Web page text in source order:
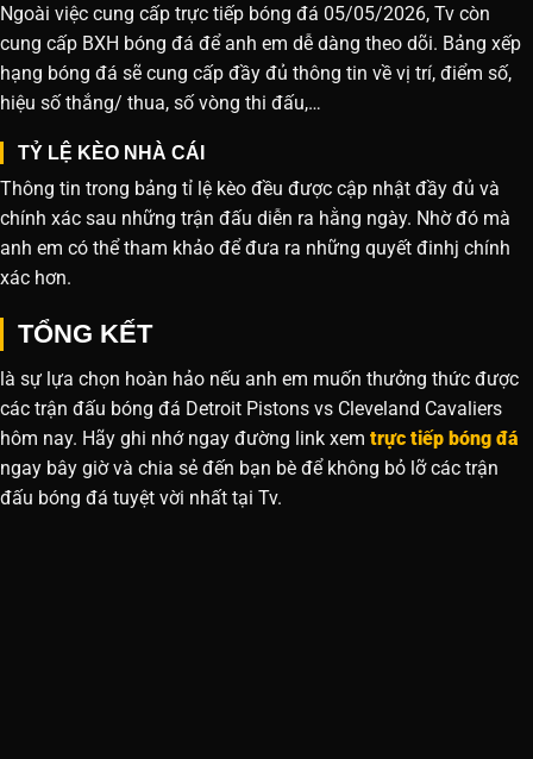
Ngoài việc cung cấp trực tiếp bóng đá 05/05/2026, Tv còn
cung cấp BXH bóng đá để anh em dễ dàng theo dõi. Bảng xếp
hạng bóng đá sẽ cung cấp đầy đủ thông tin về vị trí, điểm số,
hiệu số thắng/ thua, số vòng thi đấu,…
TỶ LỆ KÈO NHÀ CÁI
Thông tin trong bảng tỉ lệ kèo đều được cập nhật đầy đủ và
chính xác sau những trận đấu diễn ra hằng ngày. Nhờ đó mà
anh em có thể tham khảo để đưa ra những quyết đinhj chính
xác hơn.
TỔNG KẾT
là sự lựa chọn hoàn hảo nếu anh em muốn thưởng thức được
các trận đấu bóng đá Detroit Pistons vs Cleveland Cavaliers
hôm nay. Hãy ghi nhớ ngay đường link xem trực tiếp bóng đá
ngay bây giờ và chia sẻ đến bạn bè để không bỏ lỡ các trận
đấu bóng đá tuyệt vời nhất tại Tv.